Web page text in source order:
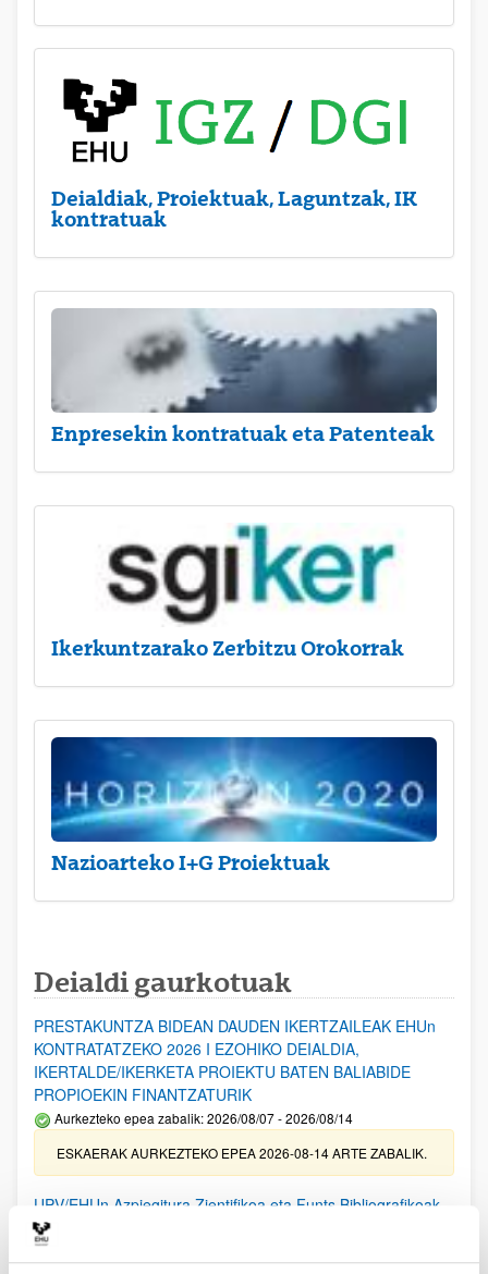
Deialdiak, Proiektuak, Laguntzak, IK
kontratuak
Enpresekin kontratuak eta Patenteak
Ikerkuntzarako Zerbitzu Orokorrak
Nazioarteko I+G Proiektuak
Deialdi gaurkotuak
PRESTAKUNTZA BIDEAN DAUDEN IKERTZAILEAK EHUn
KONTRATATZEKO 2026 I EZOHIKO DEIALDIA,
IKERTALDE/IKERKETA PROIEKTU BATEN BALIABIDE
PROPIOEKIN FINANTZATURIK
Aurkezteko epea zabalik: 2026/08/07 - 2026/08/14
ESKAERAK AURKEZTEKO EPEA 2026-08-14 ARTE ZABALIK.
UPV/EHUn Azpiegitura Zientifikoa eta Funts Bibliografikoak
erosi eta berritzeko laguntzak 2026